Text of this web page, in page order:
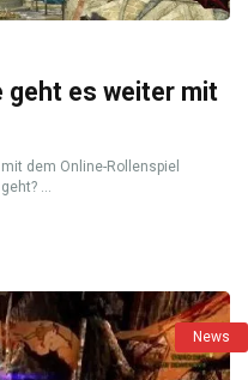
geht es weiter mit
dem Online-Rollenspiel
...
News